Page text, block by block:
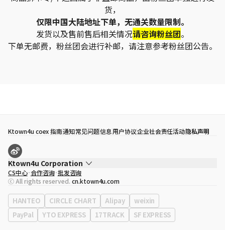
货，
仅限中国大陆地址下单，无通关数量限制。
发货以及售前售后相关情况请咨询粉丝团。
下单无邮费，粉丝团会进行补邮，请注意参考粉丝团公告。
Ktown4u coex 指南通知常见问题信息用户协议企业社会责任活动隐私声明
Ktown4u Corporation
代表
宋効珉
营业执照 120-87-71116
公司地址 首尔特别市 江南区 岭东大路 513号 3楼 （三成洞， coex)
CS中心 合作咨询 批发咨询
ⓒ All rights reserved. cn.ktown4u.com
HANTEO CIRCLE CHART Alipay
weixin
PayPal
YTO EXPRESS 17TRACK SF EXPRESS